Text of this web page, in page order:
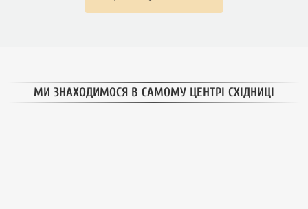
МИ ЗНАХОДИМОСЯ В САМОМУ ЦЕНТРІ СХІДНИЦІ